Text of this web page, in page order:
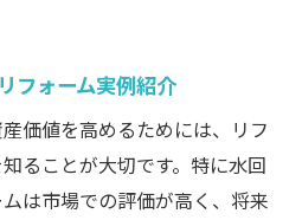
フォーム実例紹介
価値を高めるためには、リフ
ることが大切です。特に水回
は市場での評価が高く、将来